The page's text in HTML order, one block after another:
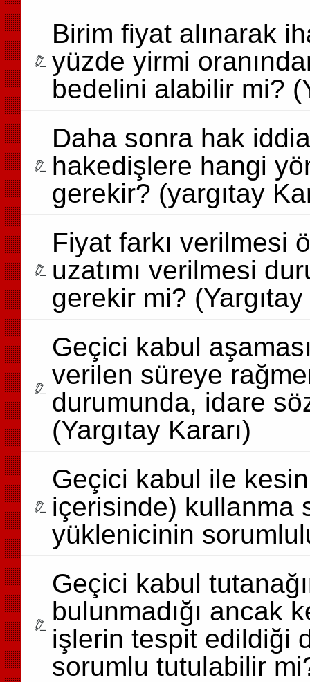
Birim fiyat alınarak
yüzde yirmi
bedelini alabilir mi?
Daha sonra hak
hakedişlere hangi
gerekir? (yargıtay
Fiyat farkı verilmesi
uzatımı verilmesi
gerekir mi? (Yargıtay
Geçici kabul
verilen süreye
durumunda, idare
(Yargıtay Kararı)
Geçici kabul ile
içerisinde) kullanma
yüklenicinin
Geçici kabul
bulunmadığı ancak
işlerin tespit edildiği
sorumlu tutulabilir